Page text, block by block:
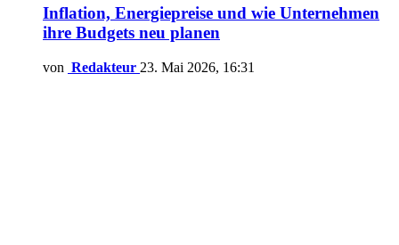
Inflation, Energiepreise und wie Unternehmen
ihre Budgets neu planen
von Redakteur 23. Mai 2026, 16:31